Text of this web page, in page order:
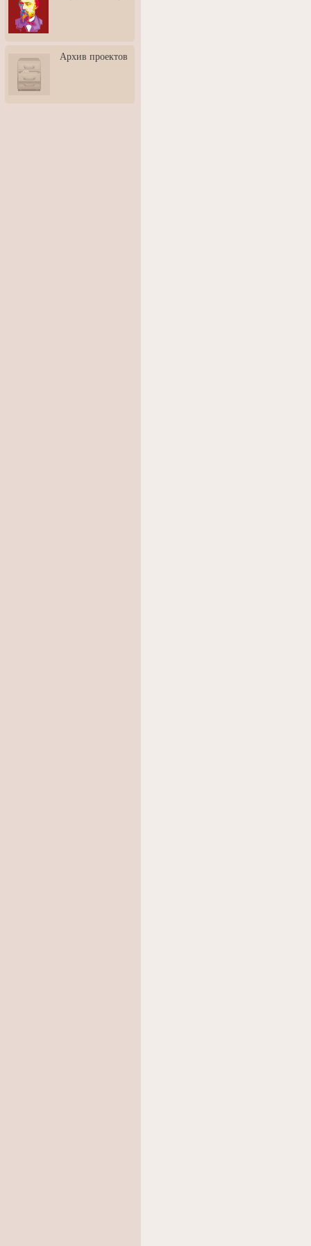
3: Обусловленности
человека и их влияние на
карьеру
скульптором Дмитрием
Тугариновым
АртБульвар в День города
Архив проектов